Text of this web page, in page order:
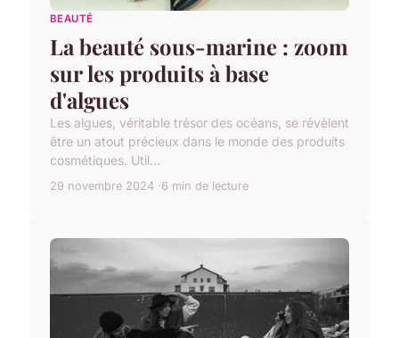
BEAUTÉ
La beauté sous-marine : zoom
sur les produits à base
d'algues
Les algues, véritable trésor des océans, se révèlent
être un atout précieux dans le monde des produits
cosmétiques. Util...
29 novembre 2024 6 min de lecture